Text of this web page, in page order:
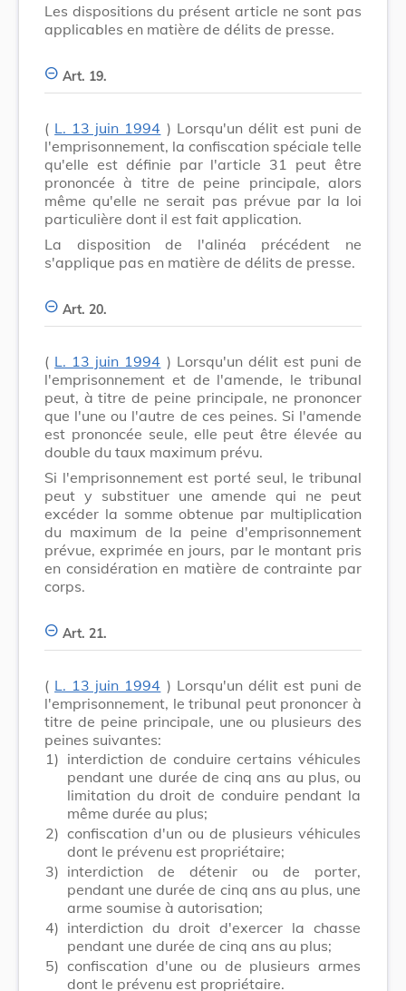
Les dispositions du présent article ne sont pas
applicables en matière de délits de presse.
Art. 19.
( L. 13 juin 1994 ) Lorsqu'un délit est puni de
l'emprisonnement, la confiscation spéciale telle
qu'elle est définie par l'article 31 peut être
prononcée à titre de peine principale, alors
même qu'elle ne serait pas prévue par la loi
particulière dont il est fait application.
La disposition de l'alinéa précédent ne
s'applique pas en matière de délits de presse.
Art. 20.
( L. 13 juin 1994 ) Lorsqu'un délit est puni de
l'emprisonnement et de l'amende, le tribunal
peut, à titre de peine principale, ne prononcer
que l'une ou l'autre de ces peines. Si l'amende
est prononcée seule, elle peut être élevée au
double du taux maximum prévu.
Si l'emprisonnement est porté seul, le tribunal
peut y substituer une amende qui ne peut
excéder la somme obtenue par multiplication
du maximum de la peine d'emprisonnement
prévue, exprimée en jours, par le montant pris
en considération en matière de contrainte par
corps.
Art. 21.
( L. 13 juin 1994 ) Lorsqu'un délit est puni de
l'emprisonnement, le tribunal peut prononcer à
titre de peine principale, une ou plusieurs des
peines suivantes:
1) interdiction de conduire certains véhicules
pendant une durée de cinq ans au plus, ou
limitation du droit de conduire pendant la
même durée au plus;
2) confiscation d'un ou de plusieurs véhicules
dont le prévenu est propriétaire;
3) interdiction de détenir ou de porter,
pendant une durée de cinq ans au plus, une
arme soumise à autorisation;
4) interdiction du droit d'exercer la chasse
pendant une durée de cinq ans au plus;
5) confiscation d'une ou de plusieurs armes
dont le prévenu est propriétaire.